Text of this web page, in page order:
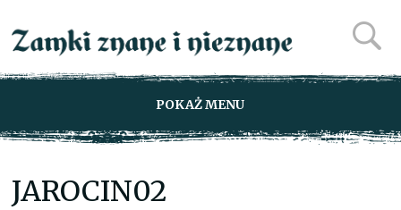
POKAŻ MENU
JAROCIN02